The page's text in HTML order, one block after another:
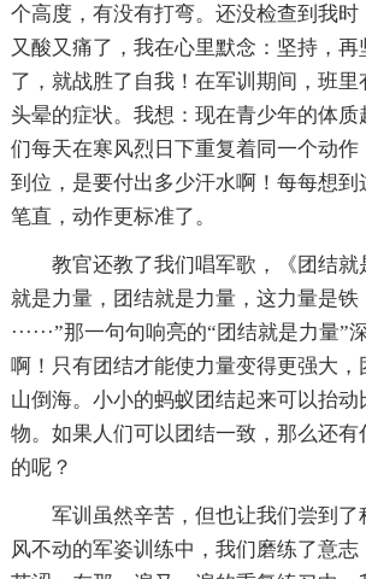
个高度，有没有打弯。还没检查到我
又酸又痛了，我在心里默念：坚持，
了，就战胜了自我！在军训期间，班里
头晕的症状。我想：现在青少年的体质
们每天在寒风烈日下重复着同一个动作
到位，是要付出多少汗水啊！每每想
笔直，动作更标准了。
教官还教了我们唱军歌，《团结就
就是力量，团结就是力量，这力量是铁
······”那一句句响亮的“团结就是力量”
啊！只有团结才能使力量变得更强大
山倒海。小小的蚂蚁团结起来可以抬动
物。如果人们可以团结一致，那么还有
的呢？
军训虽然辛苦，但也让我们尝到了
风不动的军姿训练中，我们磨练了意